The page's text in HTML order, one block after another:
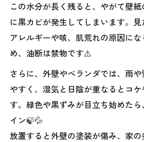
この水分が長く残ると、やがて壁
に黒カビが発生してしまいます。見
アレルギーや咳、肌荒れの原因に
め、油断は禁物です⚠️
さらに、外壁やベランダでは、雨
やすく、湿気と日陰が重なるとコ
す。緑色や黒ずみが目立ち始めた
イン🍃💦
放置すると外壁の塗装が傷み、家